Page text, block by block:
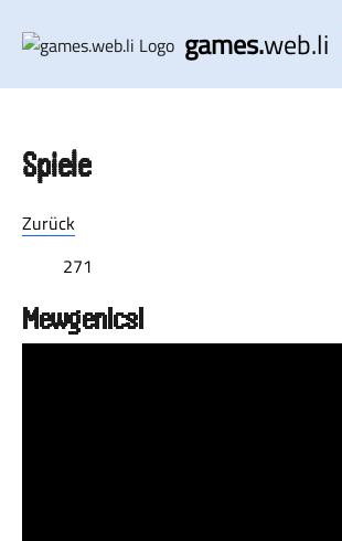
games.web.li
Spiele
Zurück
271
Mewgenics!